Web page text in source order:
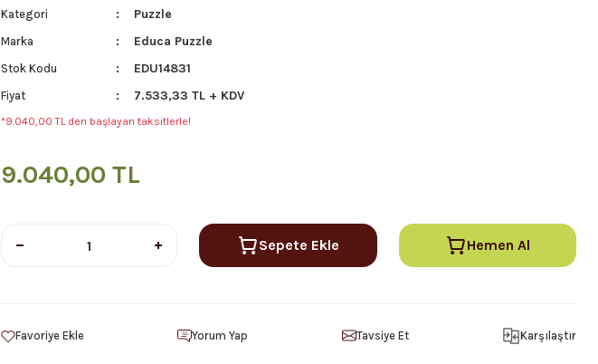
Kategori Puzzle
Marka Educa Puzzle
Stok Kodu EDU14831
Fiyat 7.533,33 TL + KDV
*9.040,00 TL den başlayan taksitlerle!
9.040,00 TL
Sepete Ekle Hemen Al
Yorum Yap Tavsiye Et Karşılaştır